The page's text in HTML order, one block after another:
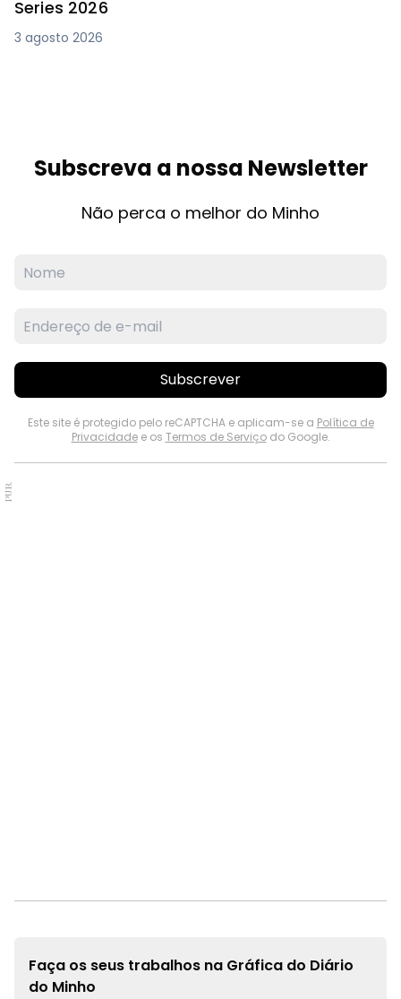
Series 2026
3 agosto 2026
Subscreva a nossa Newsletter
Não perca o melhor do Minho
Subscrever
Este site é protegido pelo reCAPTCHA e aplicam-se a Política de
Privacidadee os Termos de Serviçodo Google.
PUB.
Faça os seus trabalhos na Gráfica do Diário
do Minho